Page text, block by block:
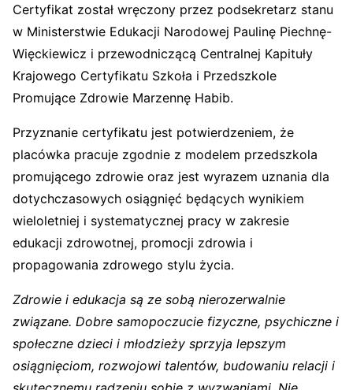
Certyfikat został wręczony przez podsekretarz stanu
w Ministerstwie Edukacji Narodowej Paulinę Piechnę-
Więckiewicz i przewodniczącą Centralnej Kapituły
Krajowego Certyfikatu Szkoła i Przedszkole
Promujące Zdrowie Marzennę Habib.
Przyznanie certyfikatu jest potwierdzeniem, że
placówka pracuje zgodnie z modelem przedszkola
promującego zdrowie oraz jest wyrazem uznania dla
dotychczasowych osiągnięć będących wynikiem
wieloletniej i systematycznej pracy w zakresie
edukacji zdrowotnej, promocji zdrowia i
propagowania zdrowego stylu życia.
Zdrowie i edukacja są ze sobą nierozerwalnie
związane. Dobre samopoczucie fizyczne, psychiczne i
społeczne dzieci i młodzieży sprzyja lepszym
osiągnięciom, rozwojowi talentów, budowaniu relacji i